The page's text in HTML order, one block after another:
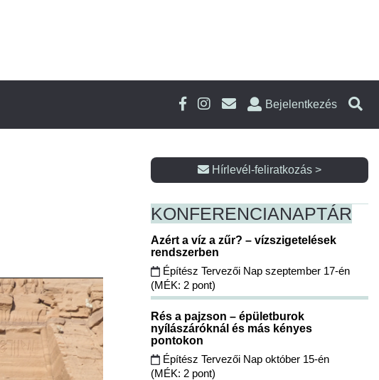
Bejelentkezés
Hírlevél-feliratkozás >
KONFERENCIANAPTÁR
Azért a víz a zűr? – vízszigetelések
rendszerben
Építész Tervezői Nap szeptember 17-én
(MÉK: 2 pont)
Rés a pajzson – épületburok
nyílászáróknál és más kényes
pontokon
Építész Tervezői Nap október 15-én
(MÉK: 2 pont)